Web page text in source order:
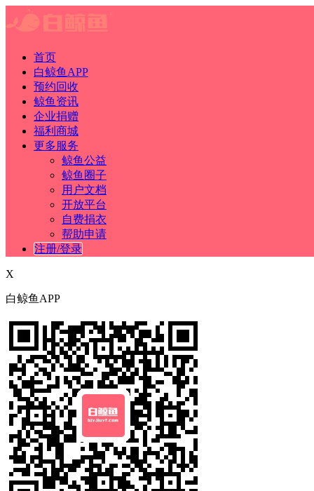
首页
白鲸鱼APP
预约回收
鲸鱼资讯
企业捐赠
福利商城
更多服务
鲸鱼公益
鲸鱼圈子
用户文档
开放平台
自费捐衣
帮助申请
注册/登录
X
白鲸鱼APP